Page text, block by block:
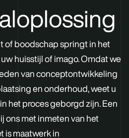
of boodschap springt in het
huisstijl of imago. Omdat we
van conceptontwikkeling
en onderhoud, weet u
het proces geborgd zijn. Een
met inmeten van het
is maatwerk in